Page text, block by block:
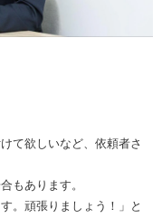
て欲しいなど、依頼者さ
もあります。
。頑張りましょう！」と